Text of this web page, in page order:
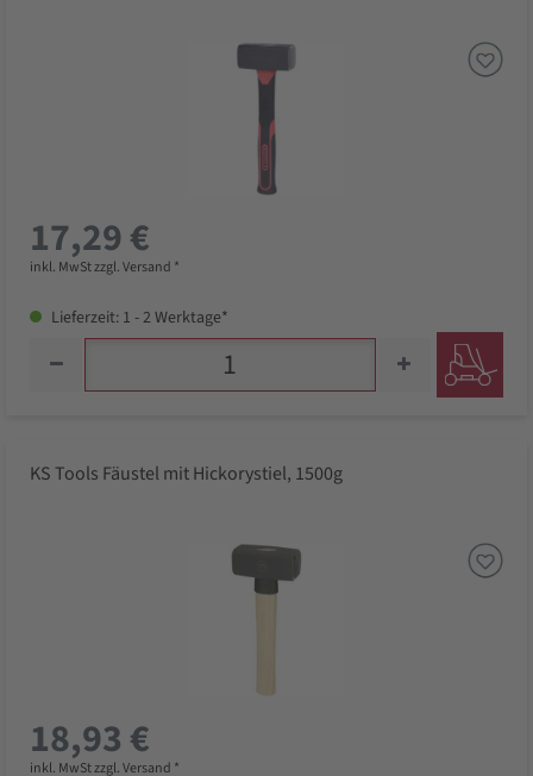
17,29 €
inkl. MwSt zzgl. Versand *
Lieferzeit: 1 - 2 Werktage*
KS Tools Fäustel mit Hickorystiel, 1500g
18,93 €
inkl. MwSt zzgl. Versand *